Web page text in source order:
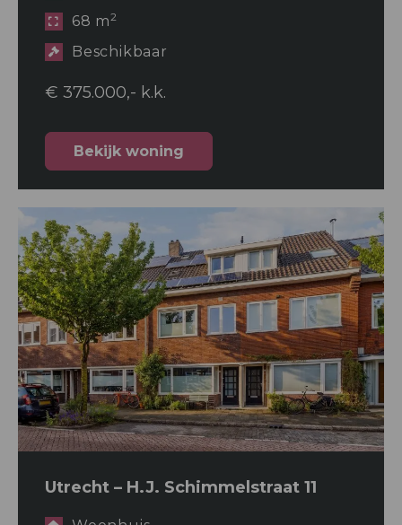
68 m2
Beschikbaar
€ 375.000,- k.k.
Bekijk woning
Utrecht – H.J. Schimmelstraat 11